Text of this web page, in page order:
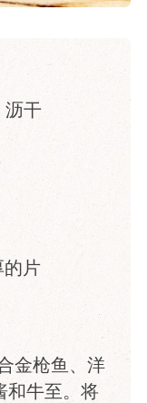
沥干
的片
金枪鱼、洋
和牛至。将